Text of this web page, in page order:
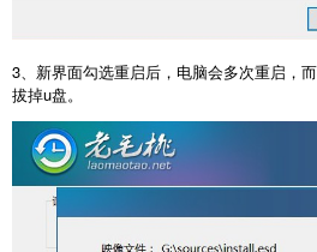
3、新界面勾选重启后，电脑会多次重启，
拔掉u盘。